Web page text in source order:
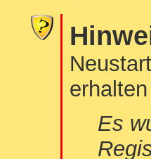
erhalten
Es